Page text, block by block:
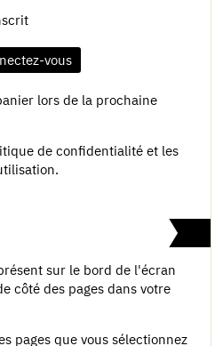
vous
lors de la prochaine
de confidentialité et les
sur le bord de l'écran
côté des pages dans votre
pages que vous sélectionnez